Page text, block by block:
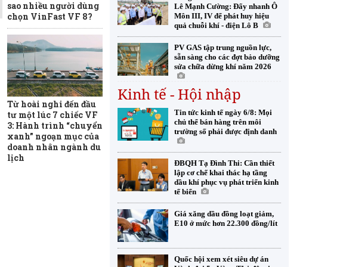
sao nhiều người dùng
chọn VinFast VF 8?
Từ hoài nghi đến đầu
tư một lúc 7 chiếc VF
3: Hành trình “chuyển
xanh” ngoạn mục của
doanh nhân ngành du
lịch
Lê Mạnh Cường: Đẩy nhanh Ô
Môn III, IV để phát huy hiệu
quả chuỗi khí - điện Lô B
PV GAS tập trung nguồn lực,
sẵn sàng cho các đợt bảo dưỡng
sửa chữa dừng khí năm 2026
Kinh tế - Hội nhập
Tin tức kinh tế ngày 6/8: Mọi
chủ thể bán hàng trên môi
trường số phải được định danh
ĐBQH Tạ Đình Thi: Cần thiết
lập cơ chế khai thác hạ tầng
dầu khí phục vụ phát triển kinh
tế biển
Giá xăng dầu đồng loạt giảm,
E10 ở mức hơn 22.300 đồng/lít
Quốc hội xem xét siêu dự án